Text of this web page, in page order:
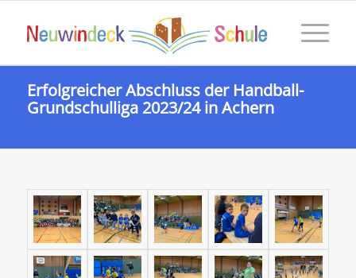
Erfolgreicher Abschluss der Handball-
Grundschulliga 2023/24 in Achern